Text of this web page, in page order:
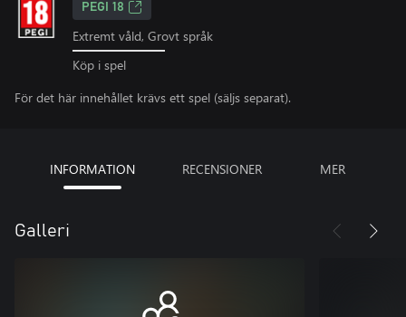
PEGI 18
Extremt våld, Grovt språk
Köp i spel
För det här innehållet krävs ett spel (säljs separat).
INFORMATION RECENSIONER MER
Galleri